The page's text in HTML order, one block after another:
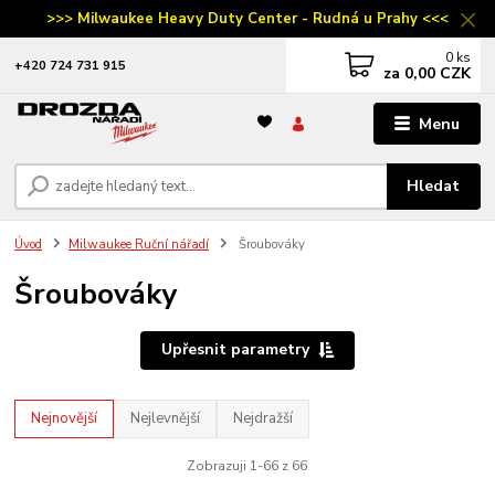
>>> Milwaukee Heavy Duty Center - Rudná u Prahy <<<
Menu
Hledat
‭+420 724 731 915 0 ks
za 0,00 CZK
Úvod Milwaukee Ruční nářadí Šroubováky
Šroubováky
Upřesnit parametry
Nejnovější Nejlevnější Nejdražší
Zobrazuji 1-66 z 66